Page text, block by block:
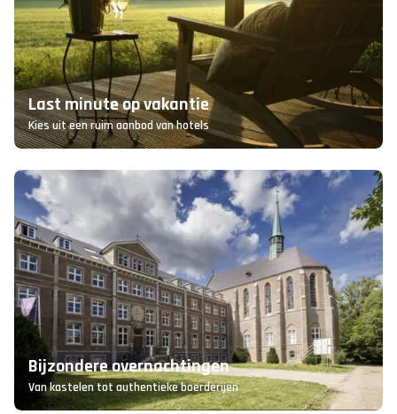
Last minute op vakantie
Kies uit een ruim aanbod van hotels
Bijzondere overnachtingen
Van kastelen tot authentieke boerderijen